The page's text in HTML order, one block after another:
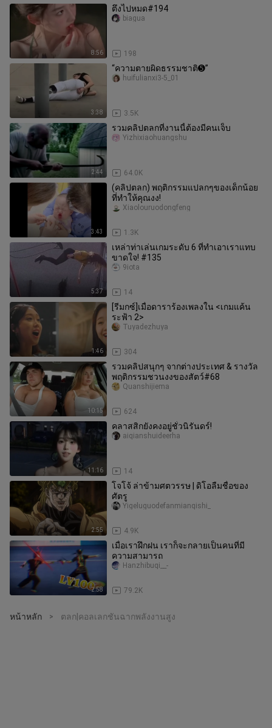
8:56
ตึงไปหมด#194
198
biagua
3:38
“ความตายผิดธรรมชาติ➎”
3.5K
huifulianxi3-5_01
2:44
รวมคลิปตลกที่งานนี้ต้องมีคนเจ็บ
64.0K
Yizhixiaohuangshu
3:43
(คลิปตลก) พฤติกรรมแปลกๆของเด็กน้อย
ที่ทำให้คุณงง!
1.3K
Xiaolouruodongfeng
5:37
เหล่าท่าเล่นเกมระดับ 6 ที่ทำเอาเราแทบ
ขาดใจ! #135
14
9iota
1:46
[รีมกซ์]เมื่อดาราร้องเพลงใน <เกมแค้น
ระฟ้า 2>
304
Tuyadezhuya
10:15
รวมคลิปสนุกๆ จากต่างประเทศ & รางวัล
พฤติกรรมชวนงงของสัตว์#68
624
Quanshijiema
11:16
คลาสสิกยังคงอยู่ชั่วนิรันดร์!
14
aiqianshuideerha
2:55
โจโจ้ ล่าข้ามศตวรรษ | ดิโอลืมชื่อของ
ศัตรู
4.9K
Yigeluguodefanmianqishi_
2:58
เมื่อเราฝึกฝน เราก็จะกลายเป็นคนที่มี
ความสามารถ
79.2K
Hanzhibuqi__-
หน้าหลัก > ตลก|คอลเลกชันฉากพลังงานสูง